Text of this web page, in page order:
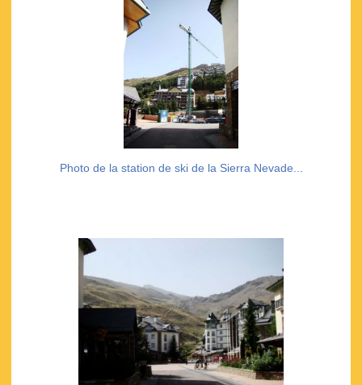
Photo de la station de ski de la Sierra Nevade...